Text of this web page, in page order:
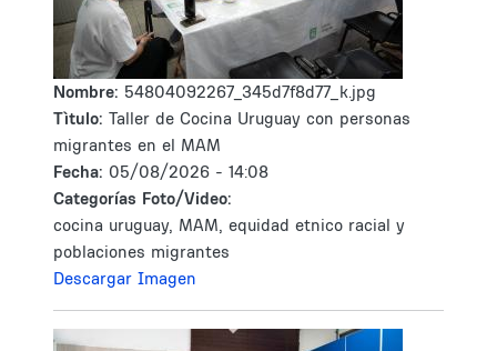
Nombre: 54804092267_345d7f8d77_k.jpg
Tìtulo: Taller de Cocina Uruguay con personas
migrantes en el MAM
Fecha: 05/08/2026 - 14:08
Categorías Foto/Video:
cocina uruguay, MAM, equidad etnico racial y
poblaciones migrantes
Descargar Imagen